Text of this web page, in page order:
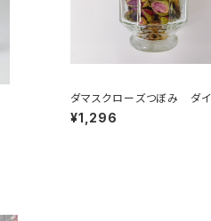
ダマスクローズつぼみ ダ
ンド瓶
¥1,296